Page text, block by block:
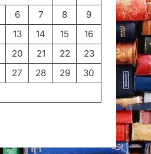
6 7 8
9
13 14 15
16
20 21 22
23
27 28 29
30